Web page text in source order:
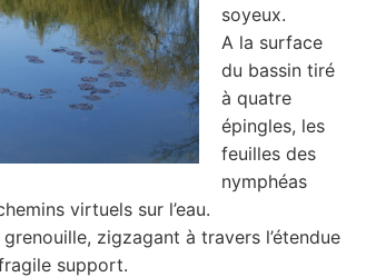
soyeux.
A la surface
du bassin tiré
à quatre
épingles, les
feuilles des
nymphéas
virtuels sur l’eau.
zigzagant à travers l’étendue
support.